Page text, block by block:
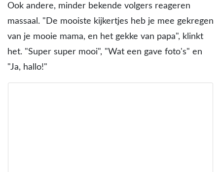
Ook andere, minder bekende volgers reageren
massaal. "De mooiste kijkertjes heb je mee gekregen
van je mooie mama, en het gekke van papa", klinkt
het. "Super super mooi", "Wat een gave foto's" en
"Ja, hallo!"